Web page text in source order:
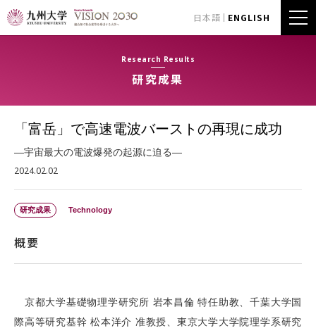
日本語 ENGLISH
Research Results
研究成果
「富岳」で高速電波バーストの再現に成功
―宇宙最大の電波爆発の起源に迫る―
2024.02.02
研究成果 Technology
概要
京都大学基礎物理学研究所 岩本昌倫 特任助教、千葉大学国
際高等研究基幹 松本洋介 准教授、東京大学大学院理学系研究